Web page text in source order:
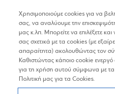
Όροι
Προσωπικά Δεδομένα
Χρησιμοποιούμε cookies για να
σας, να αναλύουμε την
μας κ.λπ. Μπορείτε να επιλέξετε και
σας σχετικά με τα cookies (με
απαραίτητα) ακολουθώντας τον
Καθιστώντας κάποιο cookie ενεργό
για τη χρήση αυτού σύμφωνα με
Πολιτική μας για τα Cookies.